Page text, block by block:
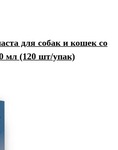
для собак и кошек со
мл (120 шт/упак)